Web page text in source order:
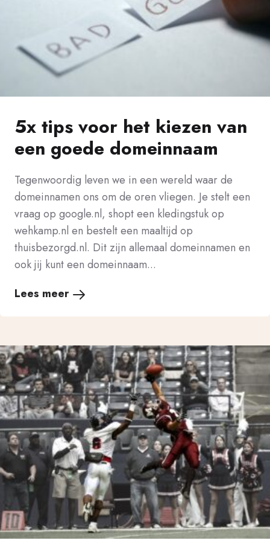
5x tips voor het kiezen van
een goede domeinnaam
Tegenwoordig leven we in een wereld waar de
domeinnamen ons om de oren vliegen. Je stelt een
vraag op google.nl, shopt een kledingstuk op
wehkamp.nl en bestelt een maaltijd op
thuisbezorgd.nl. Dit zijn allemaal domeinnamen en
ook jij kunt een domeinnaam...
Lees meer